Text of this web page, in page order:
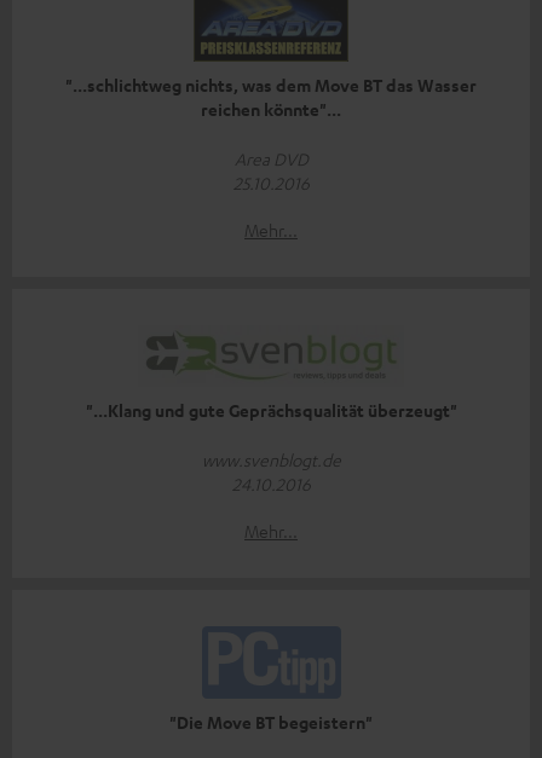
"...schlichtweg nichts, was dem Move BT das Wasser
reichen könnte"...
Area DVD
25.10.2016
Mehr...
"...Klang und gute Geprächsqualität überzeugt"
www.svenblogt.de
24.10.2016
Mehr...
"Die Move BT begeistern"